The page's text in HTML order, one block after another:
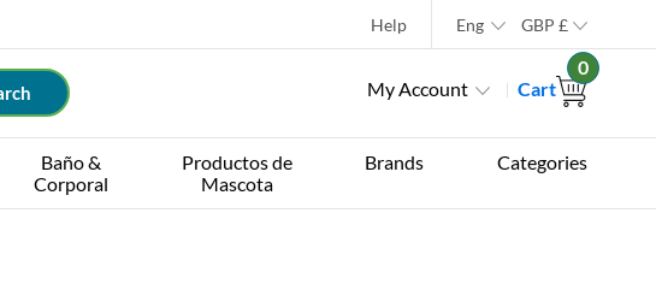
Help Eng GBP £
My Account Cart
0
Baño &
Corporal
Productos de
Mascota
Brands Categories